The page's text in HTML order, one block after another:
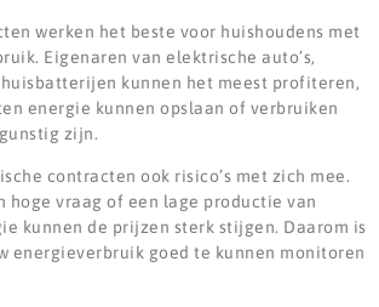
werken het beste voor huishoudens met
Eigenaren van elektrische auto’s,
kunnen het meest profiteren,
energie kunnen opslaan of verbruiken
zijn.
contracten ook risico’s met zich mee.
hoge vraag of een lage productie van
kunnen de prijzen sterk stijgen. Daarom is
energieverbruik goed te kunnen monitoren